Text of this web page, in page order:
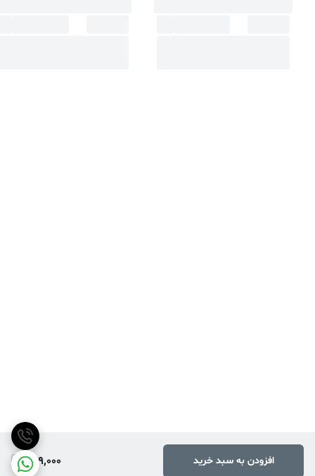
449,000 افزودن به سبد خرید